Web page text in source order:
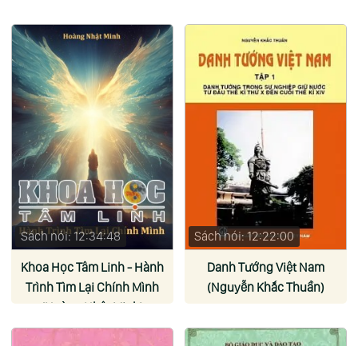
Sách nói: 12:34:48
Khoa Học Tâm Linh - Hành
Trình Tìm Lại Chính Mình
(Hoàng Nhật Minh)
Sách nói: 12:22:00
Danh Tướng Việt Nam
(Nguyễn Khắc Thuần)